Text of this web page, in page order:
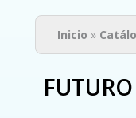
Usted
Inicio »